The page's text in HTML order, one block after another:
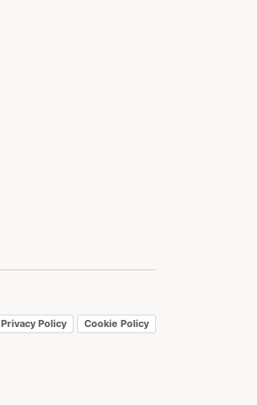
Privacy Policy Cookie Policy